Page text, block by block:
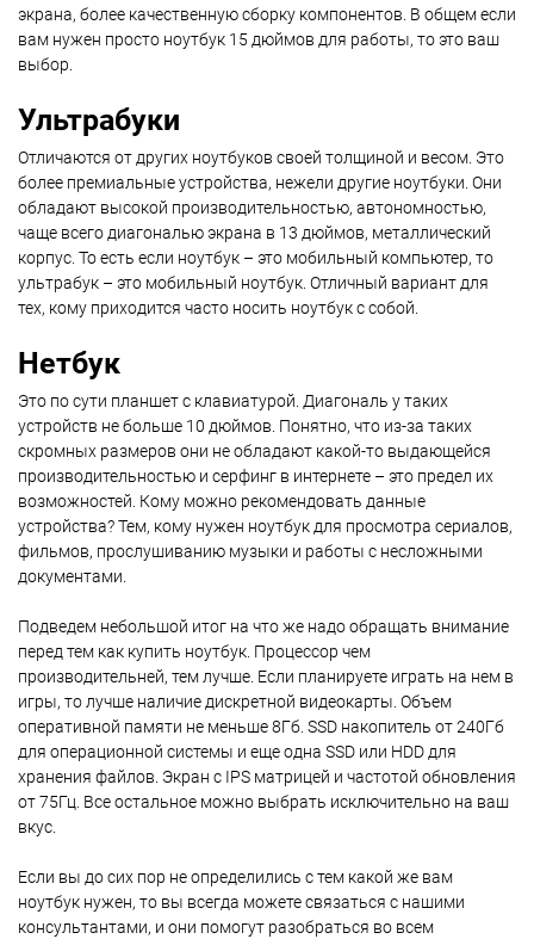
экрана, более качественную сборку компонентов. В общем если
вам нужен просто ноутбук 15 дюймов для работы, то это ваш
выбор.
Ультрабуки
Отличаются от других ноутбуков своей толщиной и весом. Это
более премиальные устройства, нежели другие ноутбуки. Они
обладают высокой производительностью, автономностью,
чаще всего диагональю экрана в 13 дюймов, металлический
корпус. То есть если ноутбук – это мобильный компьютер, то
ультрабук – это мобильный ноутбук. Отличный вариант для
тех, кому приходится часто носить ноутбук с собой.
Нетбук
Это по сути планшет с клавиатурой. Диагональ у таких
устройств не больше 10 дюймов. Понятно, что из-за таких
скромных размеров они не обладают какой-то выдающейся
производительностью и серфинг в интернете – это предел их
возможностей. Кому можно рекомендовать данные
устройства? Тем, кому нужен ноутбук для просмотра сериалов,
фильмов, прослушиванию музыки и работы с несложными
документами.
Подведем небольшой итог на что же надо обращать внимание
перед тем как купить ноутбук. Процессор чем
производительней, тем лучше. Если планируете играть на нем в
игры, то лучше наличие дискретной видеокарты. Объем
оперативной памяти не меньше 8Гб. SSD накопитель от 240Гб
для операционной системы и еще одна SSD или HDD для
хранения файлов. Экран с IPS матрицей и частотой обновления
от 75Гц. Все остальное можно выбрать исключительно на ваш
вкус.
Если вы до сих пор не определились с тем какой же вам
ноутбук нужен, то вы всегда можете связаться с нашими
консультантами, и они помогут разобраться во всем